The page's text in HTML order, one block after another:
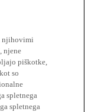
njihovimi
njene
piškotke,
so
spletnega
spletnega